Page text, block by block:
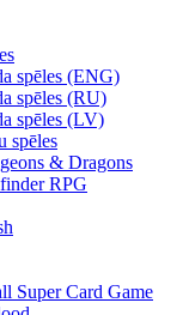
spēles (ENG)
spēles (RU)
spēles (LV)
spēles
& Dragons
RPG
Super Card Game